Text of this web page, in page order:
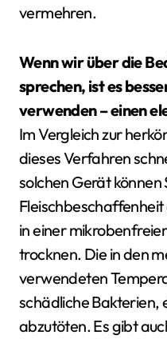
vermehren.
Wenn wir über die
sprechen, ist es
verwenden – einen
Im Vergleich zur
dieses Verfahren
solchen Gerät können
in einer
trocknen. Die in den
verwendeten
schädliche Bakterien,
abzutöten. Es gibt